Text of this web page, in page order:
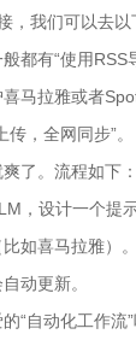
，我们可以去
都有“使用RSS
马拉雅或者
，全网同步”。
了。流程如下：
，设计一个提
如喜马拉雅）。
动更新。
“自动化工作流”